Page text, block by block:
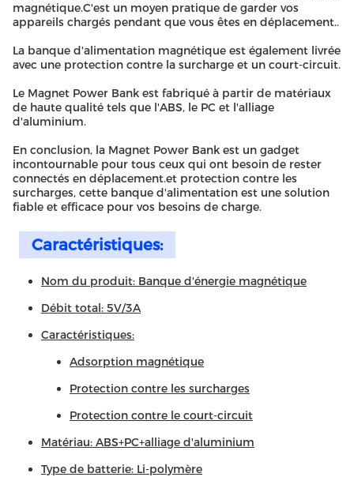
magnétique.C'est un moyen pratique de garder vos
appareils chargés pendant que vous êtes en déplacement..
La banque d'alimentation magnétique est également livrée
avec une protection contre la surcharge et un court-circuit.
Le Magnet Power Bank est fabriqué à partir de matériaux
de haute qualité tels que l'ABS, le PC et l'alliage
d'aluminium.
En conclusion, la Magnet Power Bank est un gadget
incontournable pour tous ceux qui ont besoin de rester
connectés en déplacement.et protection contre les
surcharges, cette banque d'alimentation est une solution
fiable et efficace pour vos besoins de charge.
Caractéristiques:
Nom du produit: Banque d'énergie magnétique
Débit total: 5V/3A
Caractéristiques:
Adsorption magnétique
Protection contre les surcharges
Protection contre le court-circuit
Matériau: ABS+PC+alliage d'aluminium
Type de batterie: Li-polymère